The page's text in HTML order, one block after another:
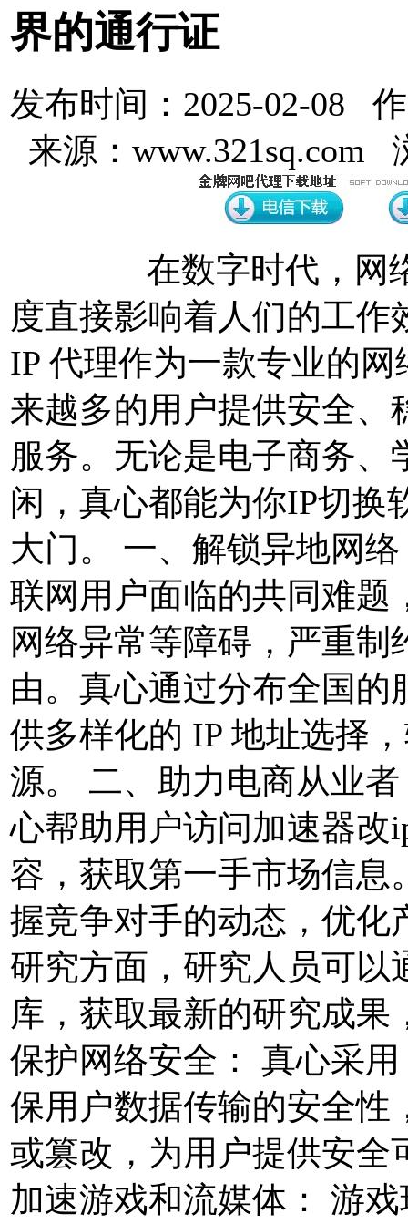
界的通行证
发布时间：2025-02-08
来源：www.321sq.com
在数字时代，网络
度直接影响着人们的工作
IP 代理作为一款专业的
来越多的用户提供安全、
服务。无论是电子商务、
闲，真心都能为你IP切换
大门。 一、解锁异地网
联网用户面临的共同难题
网络异常等障碍，严重
由。真心通过分布全国的
供多样化的 IP 地址选择
源。 二、助力电商从业
心帮助用户访问加速器改
容，获取第一手市场信息
握竞争对手的动态，优化
研究方面，研究人员可以
库，获取最新的研究成果
保护网络安全： 真心采
保用户数据传输的安全性
或篡改，为用户提供安全
加速游戏和流媒体： 游